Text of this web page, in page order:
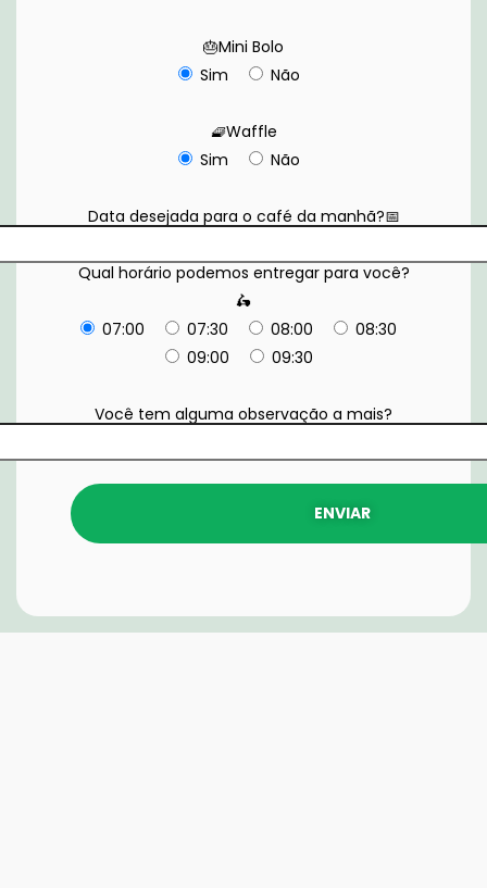
🎂Mini Bolo
Sim
Não
🧇Waffle
Sim
Não
Data desejada para o café da manhã?📅
Qual horário podemos entregar para você?
🛵
07:00
07:30 08:00
08:30
09:00
09:30
Você tem alguma observação a mais?